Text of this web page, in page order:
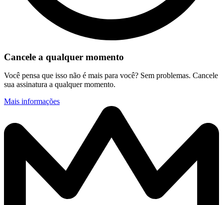
Cancele a qualquer momento
Você pensa que isso não é mais para você? Sem problemas. Cancele
sua assinatura a qualquer momento.
Mais informações